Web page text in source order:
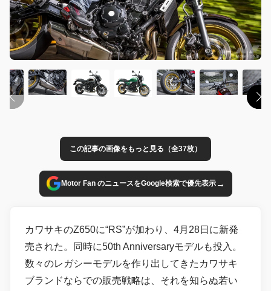
この記事の画像をもっと見る（全37枚）
Motor Fan のニュースをGoogle検索で優先表示→
カワサキのZ650に“RS”が加わり、4月28日に新発
売された。同時に50th Anniversaryモデルも投入。
数々のレガシーモデルを作り出してきたカワサキ
ブランドならでの販売戦略は、それを知らぬ若い